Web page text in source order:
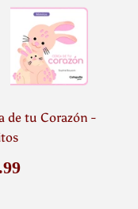
de tu Corazón -